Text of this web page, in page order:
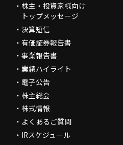
株主・投資家様向け
トップメッセージ
決算短信
有価証券報告書
事業報告書
業績ハイライト
電子公告
株主総会
株式情報
よくあるご質問
IRスケジュール